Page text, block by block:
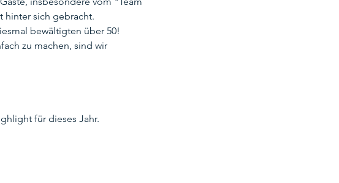
Tempelhof
Trikids Sportausschuss
hinter sich gebracht.
bewältigten über 50!
zu machen, sind wir
für dieses Jahr.